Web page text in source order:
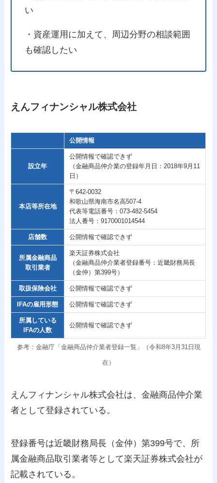
い
・資産運用に加えて、周辺分野の相談範囲
も確認したい
えんフィナンシャル株式会社
公開情報
設立年
公開情報で確認できず
（金融商品仲介業の登録年月日：2018年9月11
日）
本店等所在地
〒642-0032
和歌山県海南市名高507-4
代表等電話番号：073-482-5454
法人番号：9170001014544
店舗数 公開情報で確認できず
所属金融商品
取引業者
楽天証券株式会社
（金融商品仲介業者登録番号：近畿財務局長
（金仲）第399号）
取扱保険会社 公開情報で確認できず
IFAの雇用形態 公開情報で確認できず
所属している
IFAの人数
公開情報で確認できず
参考：金融庁「金融商品仲介業者登録一覧」（令和8年3月31日現
在）
えんフィナンシャル株式会社は、金融商品仲介業
者として登録されている。
登録番号は近畿財務局長（金仲）第399号で、所
属金融商品取引業者等として楽天証券株式会社が
記載されている。